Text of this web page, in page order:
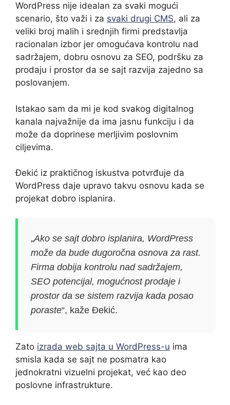
WordPress nije idealan za svaki mogući
scenario, što važi i za svaki drugi CMS, ali za
veliki broj malih i srednjih firmi predstavlja
racionalan izbor jer omogućava kontrolu nad
sadržajem, dobru osnovu za SEO, podršku za
prodaju i prostor da se sajt razvija zajedno sa
poslovanjem.
Istakao sam da mi je kod svakog digitalnog
kanala najvažnije da ima jasnu funkciju i da
može da doprinese merljivim poslovnim
ciljevima.
Đekić iz praktičnog iskustva potvrđuje da
WordPress daje upravo takvu osnovu kada se
projekat dobro isplanira.
„Ako se sajt dobro isplanira, WordPress
može da bude dugoročna osnova za rast.
Firma dobija kontrolu nad sadržajem,
SEO potencijal, mogućnost prodaje i
prostor da se sistem razvija kada posao
poraste“, kaže Đekić.
Zato izrada web sajta u WordPress-u ima
smisla kada se sajt ne posmatra kao
jednokratni vizuelni projekat, već kao deo
poslovne infrastrukture.